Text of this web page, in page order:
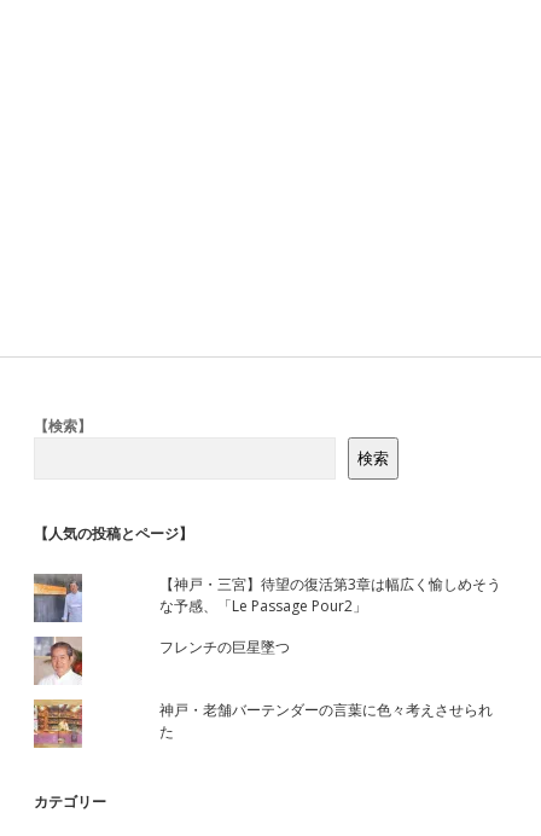
Sidebar
【検索】
検索
【人気の投稿とページ】
【神戸・三宮】待望の復活第3章は幅広く愉しめそう
な予感、「Le Passage Pour2」
フレンチの巨星墜つ
神戸・老舗バーテンダーの言葉に色々考えさせられ
た
カテゴリー